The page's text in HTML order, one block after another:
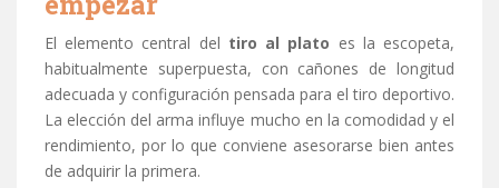
El elemento central del tiro al plato es la escopeta,
habitualmente superpuesta, con cañones de longitud
adecuada y configuración pensada para el tiro deportivo.
La elección del arma influye mucho en la comodidad y el
rendimiento, por lo que conviene asesorarse bien antes
de adquirir la primera.